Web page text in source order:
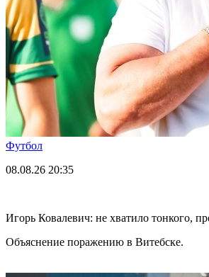
Футбол
08.08.26 20:35
Игорь Ковалевич: не хватило тонкого,
Объяснение поражению в Витебске.